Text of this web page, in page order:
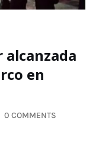
en
0 COMMENTS